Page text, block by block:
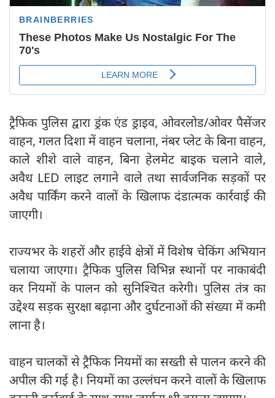
ट्रैफिक पुलिस द्वारा ड्रंक एंड ड्राइव, ओवरलोड/ओवर पैसेंजर
वाहन, गलत दिशा में वाहन चलाना, नंबर प्लेट के बिना वाहन,
काले शीशे वाले वाहन, बिना हेलमेट बाइक चलाने वाले,
अवैध LED लाइट लगाने वाले तथा सार्वजनिक सड़कों पर
अवैध पार्किंग करने वालों के खिलाफ दंडात्मक कार्रवाई की
जाएगी।
राज्यभर के शहरों और हाईवे क्षेत्रों में विशेष चेकिंग अभियान
चलाया जाएगा। ट्रैफिक पुलिस विभिन्न स्थानों पर नाकाबंदी
कर नियमों के पालन को सुनिश्चित करेगी। पुलिस तंत्र का
उद्देश्य सड़क सुरक्षा बढ़ाना और दुर्घटनाओं की संख्या में कमी
लाना है।
वाहन चालकों से ट्रैफिक नियमों का सख्ती से पालन करने की
अपील की गई है। नियमों का उल्लंघन करने वालों के खिलाफ